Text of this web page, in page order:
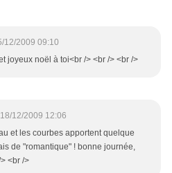
12/2009 09:10
joyeux noël à toi<br /> <br /> <br />
18/12/2009 12:06
et les courbes apportent quelque
de "romantique" ! bonne journée,
<br />